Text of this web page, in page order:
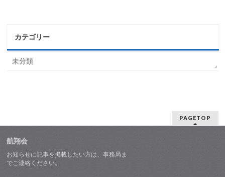
カテゴリー
未分類
PAGETOP
航翔会
お知らせに記事を掲載したい方は、事務局ま
でご連絡ください。